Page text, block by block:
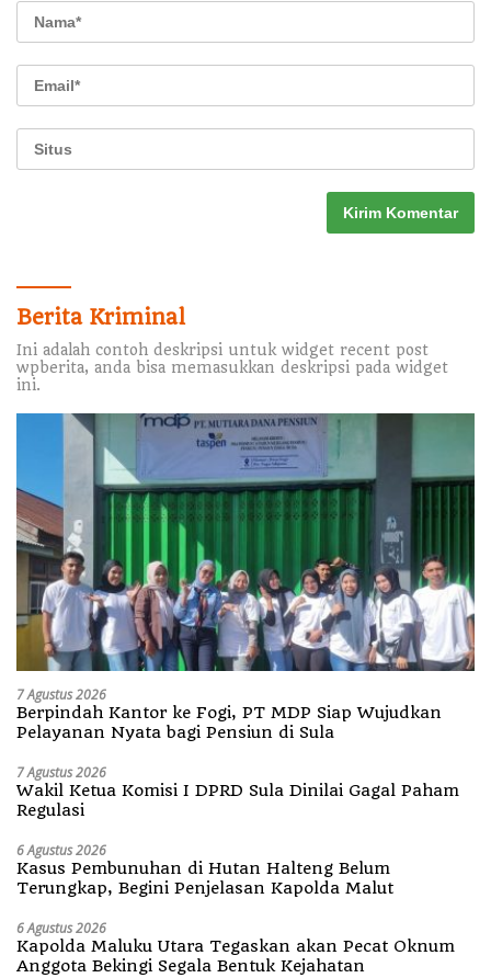
Berita Kriminal
Ini adalah contoh deskripsi untuk widget recent post
wpberita, anda bisa memasukkan deskripsi pada widget
ini.
7 Agustus 2026
Berpindah Kantor ke Fogi, PT MDP Siap Wujudkan
Pelayanan Nyata bagi Pensiun di Sula
7 Agustus 2026
Wakil Ketua Komisi I DPRD Sula Dinilai Gagal Paham
Regulasi
6 Agustus 2026
Kasus Pembunuhan di Hutan Halteng Belum
Terungkap, Begini Penjelasan Kapolda Malut
6 Agustus 2026
Kapolda Maluku Utara Tegaskan akan Pecat Oknum
Anggota Bekingi Segala Bentuk Kejahatan